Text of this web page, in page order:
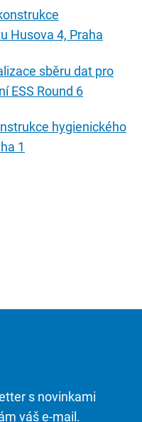
Husova 4, Praha
sběru dat pro
ESS Round 6
hygienického
1
s novinkami
váš e-mail.